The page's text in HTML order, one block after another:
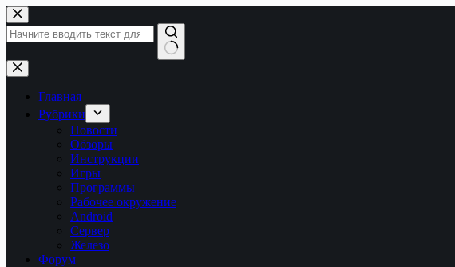
Перейти
к
сути
Ничего
не
найденоГлавная
Рубрики
Новости
Обзоры
Инструкции
Игры
Программы
Рабочее окружение
Android
Сервер
Железо
Форум